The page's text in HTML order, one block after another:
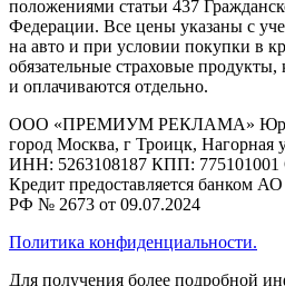
положениями статьи 437
Федерации. Все цены указаны с
на авто и при условии покупки в
обязательные страховые
и оплачиваются отдельно.
ООО «ПРЕМИУМ РЕКЛАМА»
город Москва, г Троицк, Нагорная
ИНН: 5263108187 КПП: 775101001
Кредит предоставляется банком
РФ № 2673 от 09.07.2024
Политика конфиденциальности.
Для получения более подробной